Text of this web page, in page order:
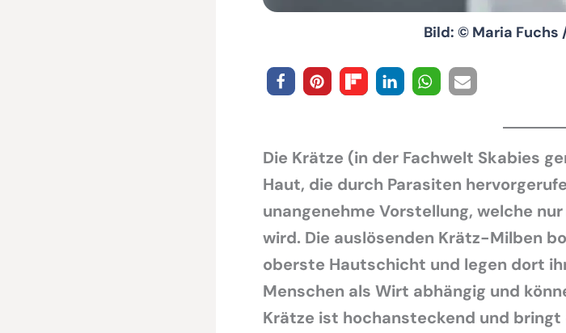
Bild: © Maria Fuchs
Die Krätze (in der Fachwelt Skabies
Haut, die durch Parasiten
unangenehme Vorstellung, welche
wird. Die auslösenden Krätz-Milben
oberste Hautschicht und legen dort
Menschen als Wirt abhängig und
Krätze ist hochansteckend und bringt